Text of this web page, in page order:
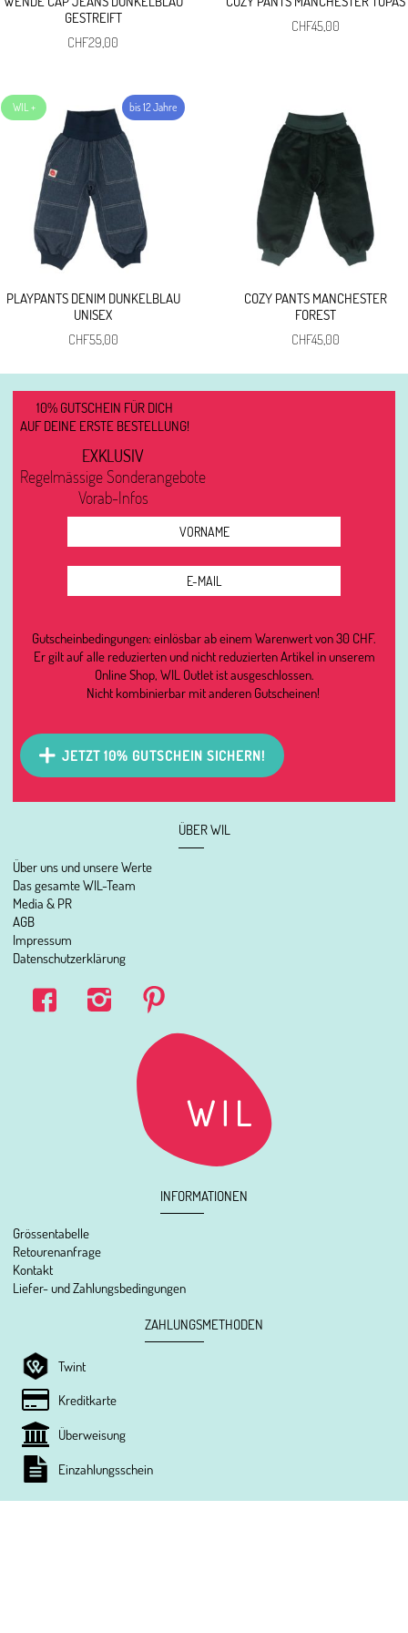
GESTREIFT
CHF29,00
CHF45,00
PLAYPANTS DENIM DUNKELBLAU
UNISEX
CHF55,00
COZY PANTS MANCHESTER
FOREST
CHF45,00
ÜBER WIL
Über uns und unsere Werte
Das gesamte WIL-Team
Media & PR
AGB
Impressum
Datenschutzerklärung
INFORMATIONEN
Grössentabelle
Retourenanfrage
Kontakt
Liefer- und Zahlungsbedingungen
ZAHLUNGSMETHODEN
Twint
Kreditkarte
Überweisung
Einzahlungsschein
10% GUTSCHEIN FÜR DICH
AUF DEINE ERSTE BESTELLUNG!
EXKLUSIV
Regelmässige Sonderangebote
Vorab-Infos
Gutscheinbedingungen: einlösbar ab einem Warenwert von 30 CHF.
Er gilt auf alle reduzierten und nicht reduzierten Artikel in unserem
Online Shop, WIL Outlet ist ausgeschlossen.
Nicht kombinierbar mit anderen Gutscheinen!
JETZT 10% GUTSCHEIN SICHERN!